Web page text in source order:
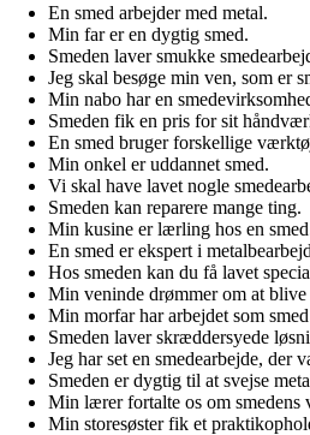
En smed arbejder med metal.
Min far er en dygtig smed.
Smeden laver smukke
Jeg skal besøge min ven, som er
Min nabo har en
Smeden fik en pris for sit
En smed bruger forskellige
Min onkel er uddannet smed.
Vi skal have lavet nogle
Smeden kan reparere mange ting.
Min kusine er lærling hos en
En smed er ekspert i
Hos smeden kan du få lavet
Min veninde drømmer om at blive
Min morfar har arbejdet som
Smeden laver skræddersyede
Jeg har set en smedearbejde, der
Smeden er dygtig til at svejse
Min lærer fortalte os om smedens
Min storesøster fik et